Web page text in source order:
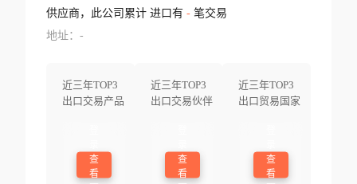
供应商，此公司累计 进口有 -笔交易
地址：-
近三年TOP3
出口交易产品
查
看
近三年TOP3
出口交易伙伴
查
看
近三年TOP3
出口贸易国家
查
看